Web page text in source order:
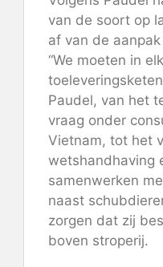
van de soort op
af van de
“We moeten in
Paudel, van het
vraag onder
Vietnam, tot het
wetshandhaving
samenwerken
naast
zorgen dat zij
boven stroperij.